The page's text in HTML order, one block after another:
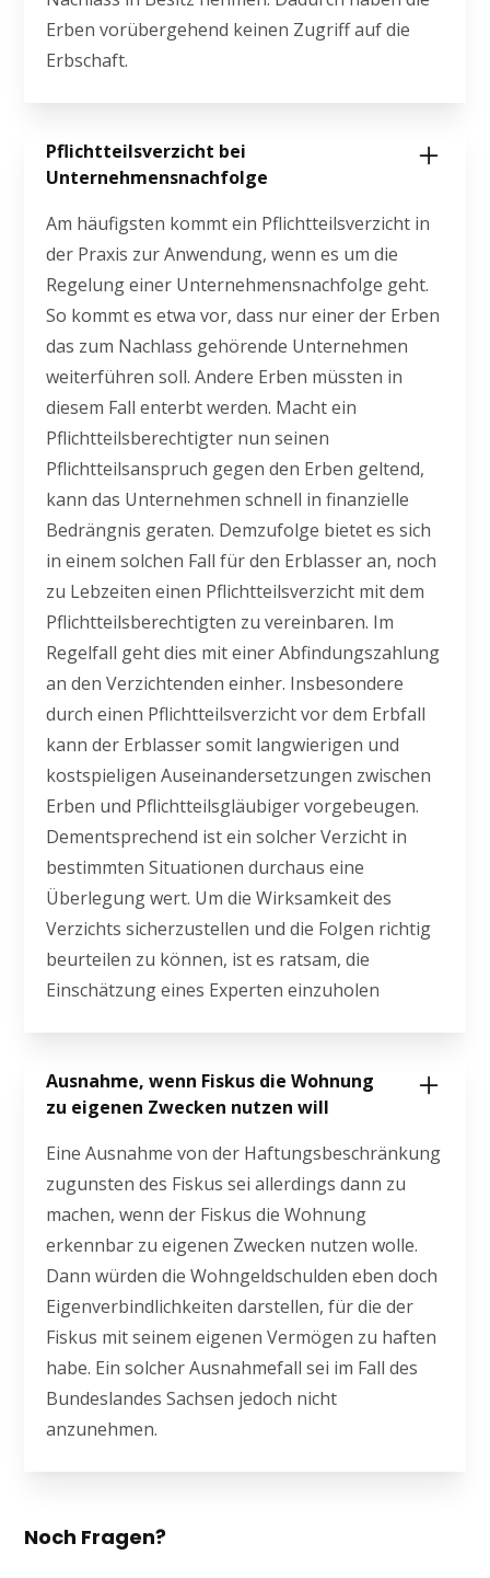
Erben vorübergehend keinen Zugriff auf die
Erbschaft.
Pflichtteilsverzicht bei
Unternehmensnachfolge
Am häufigsten kommt ein Pflichtteilsverzicht in
der Praxis zur Anwendung, wenn es um die
Regelung einer Unternehmensnachfolge geht.
So kommt es etwa vor, dass nur einer der Erben
das zum Nachlass gehörende Unternehmen
weiterführen soll. Andere Erben müssten in
diesem Fall enterbt werden. Macht ein
Pflichtteilsberechtigter nun seinen
Pflichtteilsanspruch gegen den Erben geltend,
kann das Unternehmen schnell in finanzielle
Bedrängnis geraten. Demzufolge bietet es sich
in einem solchen Fall für den Erblasser an, noch
zu Lebzeiten einen Pflichtteilsverzicht mit dem
Pflichtteilsberechtigten zu vereinbaren. Im
Regelfall geht dies mit einer Abfindungszahlung
an den Verzichtenden einher. Insbesondere
durch einen Pflichtteilsverzicht vor dem Erbfall
kann der Erblasser somit langwierigen und
kostspieligen Auseinandersetzungen zwischen
Erben und Pflichtteilsgläubiger vorgebeugen.
Dementsprechend ist ein solcher Verzicht in
bestimmten Situationen durchaus eine
Überlegung wert. Um die Wirksamkeit des
Verzichts sicherzustellen und die Folgen richtig
beurteilen zu können, ist es ratsam, die
Einschätzung eines Experten einzuholen
Ausnahme, wenn Fiskus die Wohnung
zu eigenen Zwecken nutzen will
Eine Ausnahme von der Haftungsbeschränkung
zugunsten des Fiskus sei allerdings dann zu
machen, wenn der Fiskus die Wohnung
erkennbar zu eigenen Zwecken nutzen wolle.
Dann würden die Wohngeldschulden eben doch
Eigenverbindlichkeiten darstellen, für die der
Fiskus mit seinem eigenen Vermögen zu haften
habe. Ein solcher Ausnahmefall sei im Fall des
Bundeslandes Sachsen jedoch nicht
anzunehmen.
Noch Fragen?